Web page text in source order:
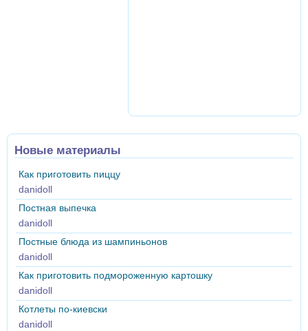
Новые материалы
Как приготовить пиццу
danidoll
Постная выпечка
danidoll
Постные блюда из шампиньонов
danidoll
Как приготовить подмороженную картошку
danidoll
Котлеты по-киевски
danidoll